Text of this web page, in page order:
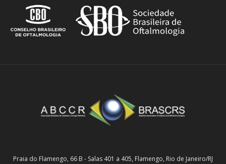
Praia do Flamengo, 66 B - Salas 401 a 405, Flamengo, Rio de Janeiro/RJ